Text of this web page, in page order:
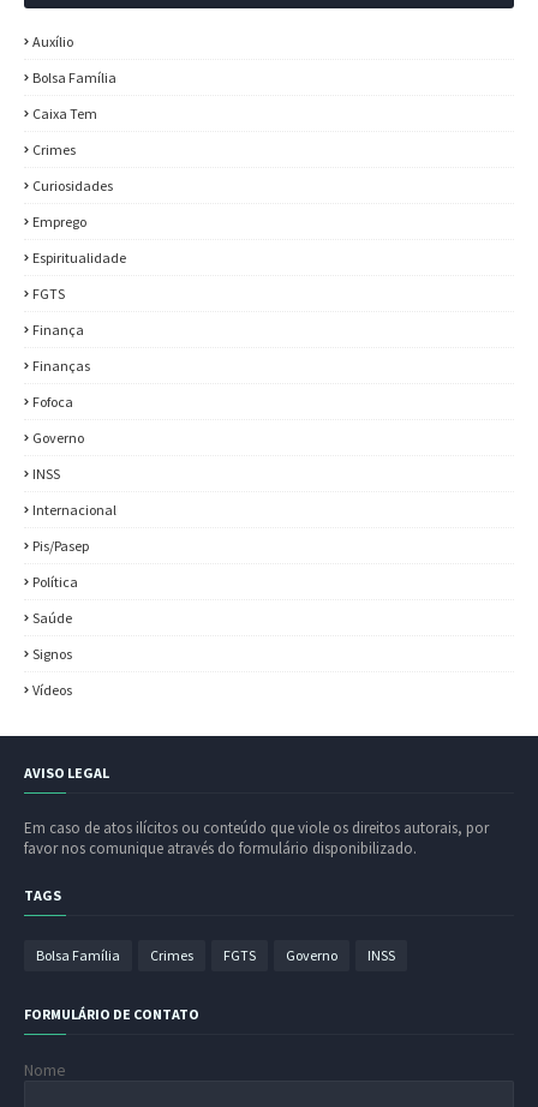
Auxílio
Bolsa Família
Caixa Tem
Crimes
Curiosidades
Emprego
Espiritualidade
FGTS
Finança
Finanças
Fofoca
Governo
INSS
Internacional
Pis/Pasep
Política
Saúde
Signos
Vídeos
AVISO LEGAL
Em caso de atos ilícitos ou conteúdo que viole os direitos autorais, por
favor nos comunique através do formulário disponibilizado.
TAGS
Bolsa Família Crimes FGTS Governo INSS
FORMULÁRIO DE CONTATO
Nome